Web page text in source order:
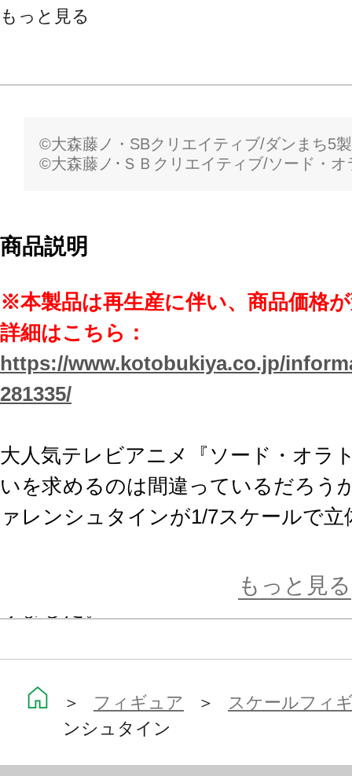
もっと見る
©大森藤ノ・SBクリエイティブ/ダンまち5
©大森藤ノ･ＳＢクリエイティブ/ソード・オ
商品説明
※本製品は再生産に伴い、商品価格
詳細はこちら：
https://www.kotobukiya.co.jp/
281335/
大人気テレビアニメ『ソード・オラ
いを求めるのは間違っているだろう
ァレンシュタインが1/7スケールで立
デスペレートを手に、風をまとった
神秘的な水晶と湖の上を飛翔する剣
みください！
もっと見る
＞ フィギュア ＞
スケールフィ
ンシュタイン